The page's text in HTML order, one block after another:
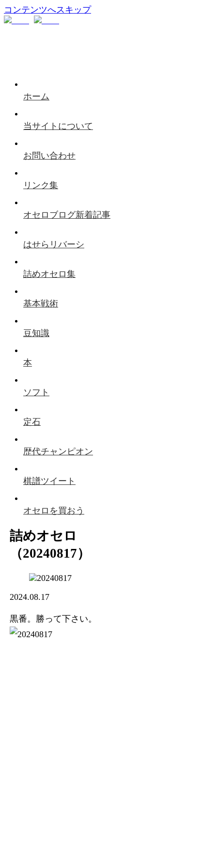
コンテンツへスキップ
ホーム
当サイトについて
お問い合わせ
リンク集
オセロブログ新着記事
はせらリバーシ
詰めオセロ集
基本戦術
豆知識
本
ソフト
定石
歴代チャンピオン
棋譜ツイート
オセロを買おう
詰めオセロ
（20240817）
2024.08.17
黒番。勝って下さい。